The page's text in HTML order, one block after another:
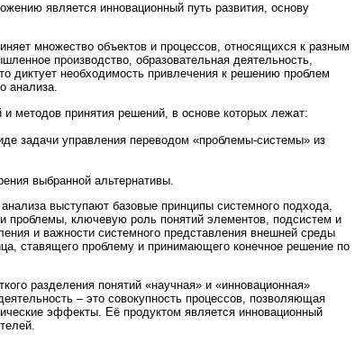
является инновационный путь развития, основу
множество объектов и процессов, относящихся к разным
производство, образовательная деятельность,
диктует необходимость привлечения к решению проблем
анализа.
методов принятия решений, в основе которых лежат:
задачи управления переводом «проблемы-системы» из
выбранной альтернативы.
выступают базовые принципы системного подхода,
проблемы, ключевую роль понятий элементов, подсистем и
и важности системного представления внешней среды
ставящего проблему и принимающего конечное решение по
разделения понятий «научная» и «инновационная»
– это совокупность процессов, позволяющая
эффекты. Её продуктом является инновационный